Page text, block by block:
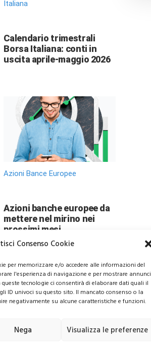
Consenso Cookie
per memorizzare e/o accedere alle informazioni del
l'esperienza di navigazione e per mostrare annunci
tecnologie ci consentirà di elaborare dati quali il
ID univoci su questo sito. Il mancato consenso o la
negativamente su alcune caratteristiche e funzioni.
Nega Visualizza le preferenze
Italiana
Calendario trimestrali
Borsa Italiana: conti in
uscita aprile-maggio 2026
Azioni Bance Europee
Azioni banche europee da
mettere nel mirino nei
prossimi mesi